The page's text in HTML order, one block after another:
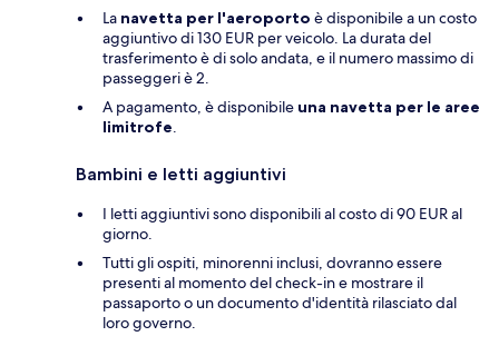
La navetta per l'aeroporto è disponibile a un costo
aggiuntivo di 130 EUR per veicolo. La durata del
trasferimento è di solo andata, e il numero massimo di
passeggeri è 2.
A pagamento, è disponibile una navetta per le aree
limitrofe.
Bambini e letti aggiuntivi
I letti aggiuntivi sono disponibili al costo di 90 EUR al
giorno.
Tutti gli ospiti, minorenni inclusi, dovranno essere
presenti al momento del check-in e mostrare il
passaporto o un documento d'identità rilasciato dal
loro governo.